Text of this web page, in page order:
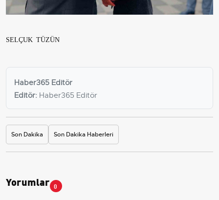
SELÇUK TÜZÜN
Haber365 Editör
Editör: Haber365 Editör
Son Dakika Son Dakika Haberleri
Yorumlar 0